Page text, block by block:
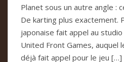
Planet sous un autre angle :
De karting plus exactement.
japonaise fait appel au
United Front Games, auquel
déjà fait appel pour le jeu […]